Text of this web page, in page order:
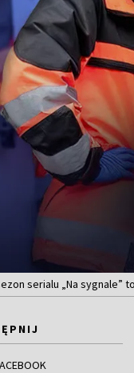
serialu „Na sygnale”